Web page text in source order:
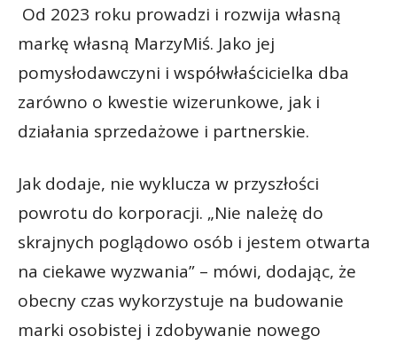
Od 2023 roku prowadzi i rozwija własną
markę własną MarzyMiś. Jako jej
pomysłodawczyni i współwłaścicielka dba
zarówno o kwestie wizerunkowe, jak i
działania sprzedażowe i partnerskie.
Jak dodaje, nie wyklucza w przyszłości
powrotu do korporacji. „Nie należę do
skrajnych poglądowo osób i jestem otwarta
na ciekawe wyzwania” – mówi, dodając, że
obecny czas wykorzystuje na budowanie
marki osobistej i zdobywanie nowego